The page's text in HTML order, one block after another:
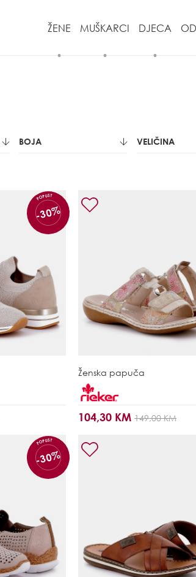
ŽENE MUŠKARCI DJECA
BOJA VELIČINA
POPUST
-30%
Ženska papuča
104,30 KM 149,00 KM
POPUST
-30%